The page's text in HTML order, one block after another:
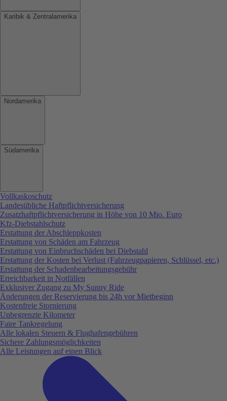
Karibik & Zentralamerika
Nordamerika
Südamerika
Vollkaskoschutz
Landesübliche Haftpflichtversicherung
Zusatzhaftpflichtversicherung in Höhe von 10 Mio. Euro
Kfz-Diebstahlschutz
Erstattung der Abschleppkosten
Erstattung von Schäden am Fahrzeug
Erstattung von Einbruchschäden bei Diebstahl
Erstattung der Kosten bei Verlust (Fahrzeugpapieren, Schlüssel, etc.)
Erstattung der Schadenbearbeitungsgebühr
Erreichbarkeit in Notfällen
Exklusiver Zugang zu My Sunny Ride
Änderungen der Reservierung bis 24h vor Mietbeginn
Kostenfreie Stornierung
Unbegrenzte Kilometer
Faire Tankregelung
Alle lokalen Steuern & Flughafengebühren
Sichere Zahlungsmöglichkeiten
Alle Leistungen auf einen Blick